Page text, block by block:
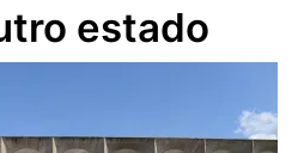
estado